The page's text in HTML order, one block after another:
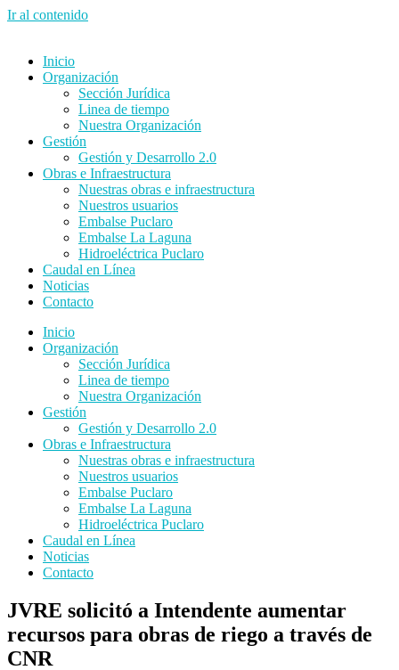
Ir al contenido
Inicio
Organización
Sección Jurídica
Linea de tiempo
Nuestra Organización
Gestión
Gestión y Desarrollo 2.0
Obras e Infraestructura
Nuestras obras e infraestructura
Nuestros usuarios
Embalse Puclaro
Embalse La Laguna
Hidroeléctrica Puclaro
Caudal en Línea
Noticias
Contacto
Inicio
Organización
Sección Jurídica
Linea de tiempo
Nuestra Organización
Gestión
Gestión y Desarrollo 2.0
Obras e Infraestructura
Nuestras obras e infraestructura
Nuestros usuarios
Embalse Puclaro
Embalse La Laguna
Hidroeléctrica Puclaro
Caudal en Línea
Noticias
Contacto
JVRE solicitó a Intendente aumentar
recursos para obras de riego a través de
CNR